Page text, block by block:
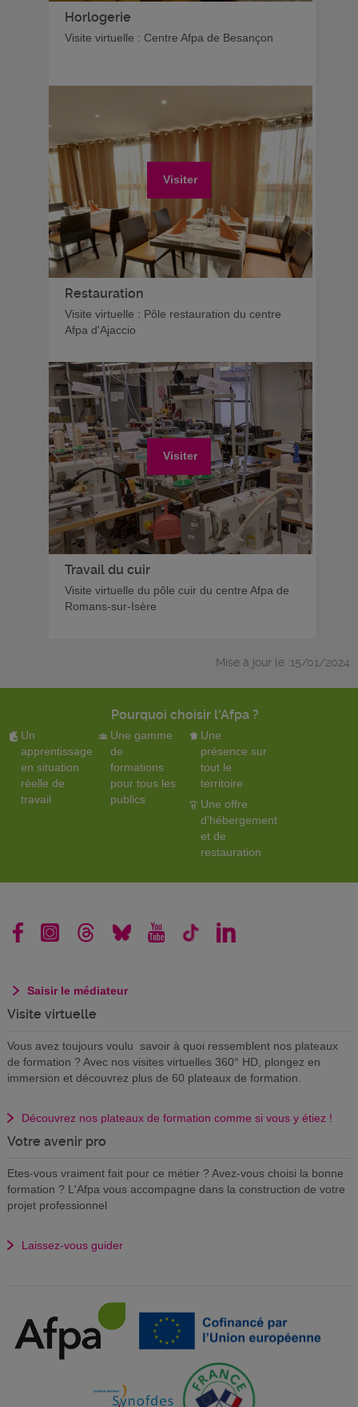
Horlogerie
Visite virtuelle : Centre Afpa de Besançon
Visiter
Restauration
Visite virtuelle : Pôle restauration du centre
Afpa d'Ajaccio
Visiter
Travail du cuir
Visite virtuelle du pôle cuir du centre Afpa de
Romans-sur-Isère
Mise à jour le :15/01/2024
Pourquoi choisir l'Afpa ?
Un
apprentissage
en situation
réelle de
travail
Une gamme
de
formations
pour tous les
publics
Une
présence sur
tout le
territoire
Une offre
d'hébergement
et de
restauration
Saisir le médiateur
Visite virtuelle
Vous avez toujours voulu savoir à quoi ressemblent nos plateaux
de formation ? Avec nos visites virtuelles 360° HD, plongez en
immersion et découvrez plus de 60 plateaux de formation.
Découvrez nos plateaux de formation comme si vous y étiez !
Votre avenir pro
Etes-vous vraiment fait pour ce métier ? Avez-vous choisi la bonne
formation ? L'Afpa vous accompagne dans la construction de votre
projet professionnel
Laissez-vous guider